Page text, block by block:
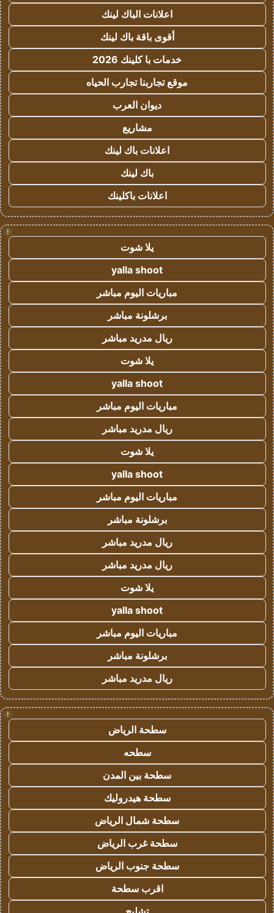
اعلانات الباك لينك
أقوى باقة باك لينك
خدمات با كلينك 2026
موقع تجاربنا تجارب الحياه
ديوان العرب
مشاريع
اعلانات باك لينك
باك لينك
اعلانات باكلينك
!
يلا شوت
yalla shoot
مباريات اليوم مباشر
برشلونة مباشر
ريال مدريد مباشر
يلا شوت
yalla shoot
مباريات اليوم مباشر
ريال مدريد مباشر
يلا شوت
yalla shoot
مباريات اليوم مباشر
برشلونة مباشر
ريال مدريد مباشر
ريال مدريد مباشر
يلا شوت
yalla shoot
مباريات اليوم مباشر
برشلونة مباشر
ريال مدريد مباشر
!
سطحة الرياض
سطحه
سطحة بين المدن
سطحة هيدروليك
سطحة شمال الرياض
سطحة غرب الرياض
سطحة جنوب الرياض
اقرب سطحة